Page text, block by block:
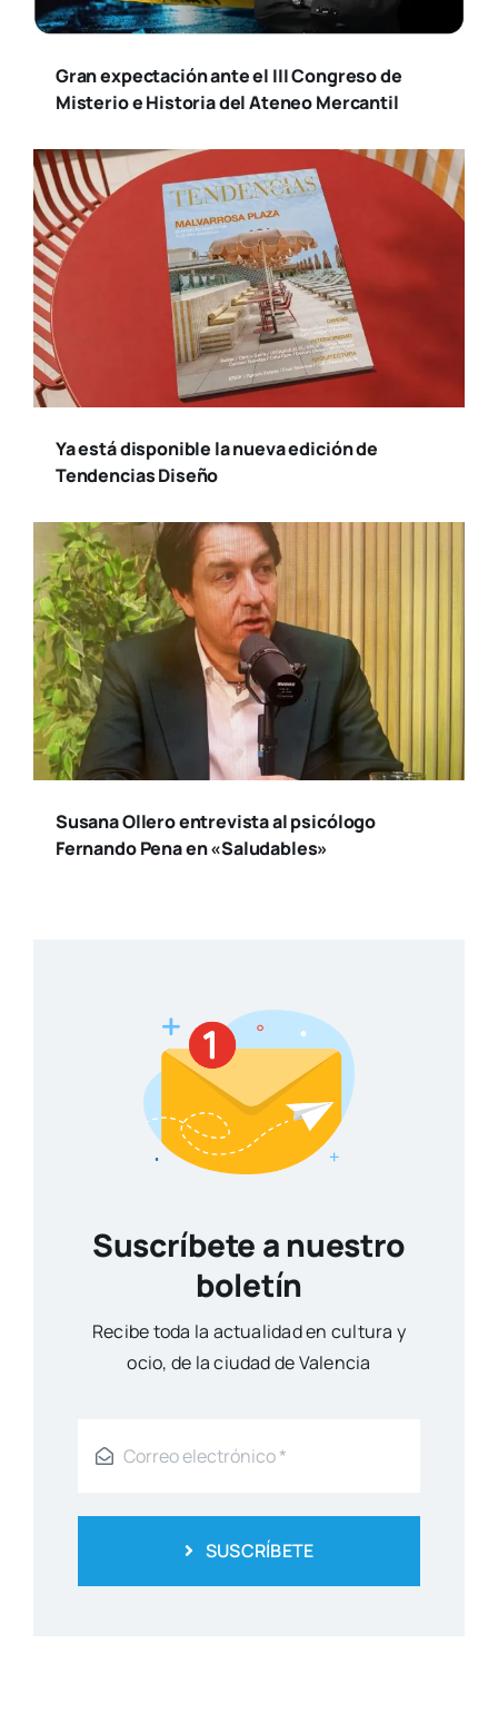
Gran expectación ante el III Congreso de
Misterio e Historia del Ateneo Mercantil
Ya está disponible la nueva edición de
Tendencias Diseño
Susana Ollero entrevista al psicólogo
Fernando Pena en «Saludables»
Suscríbete a nuestro
boletín
Reci­be toda la actua­li­dad en cul­tu­ra y
ocio, de la ciu­dad de Valen­cia
SUSCRÍBETE